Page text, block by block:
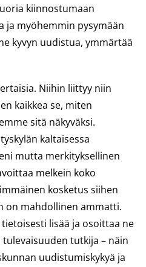
kiinnostumaan
ja myöhemmin pysymään
kyvyn uudistua, ymmärtää
Niihin liittyy niin
kaikkea se, miten
sitä näkyväksi.
kaltaisessa
mutta merkityksellinen
melkein koko
kosketus siihen
on mahdollinen ammatti.
lisää ja osoittaa ne
tutkija – näin
uudistumiskykyä ja